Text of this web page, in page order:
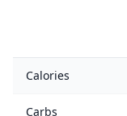
Calories
Carbs